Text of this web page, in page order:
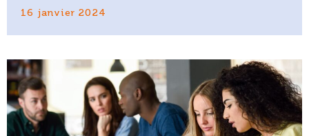
16 janvier 2024